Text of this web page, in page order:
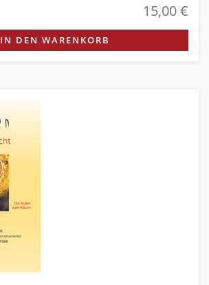
15,00 €
IN DEN WARENKORB